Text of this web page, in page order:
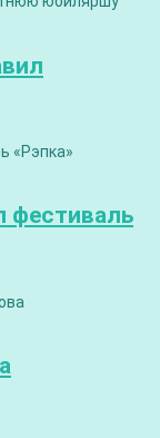
фестиваль